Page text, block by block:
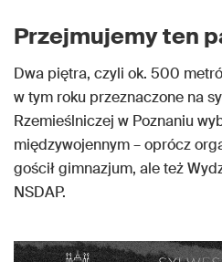
Przejmujemy ten
Dwa piętra, czyli ok. 500
w tym roku przeznaczone na
Rzemieślniczej w Poznaniu
międzywojennym – oprócz
gościł gimnazjum, ale też
NSDAP.